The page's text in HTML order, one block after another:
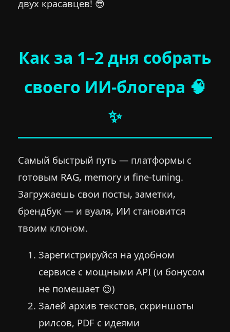
двух красавцев! 😎
Как за 1–2 дня собрать
своего ИИ-блогера 🧠
✨
Самый быстрый путь — платформы с
готовым RAG, memory и fine-tuning.
Загружаешь свои посты, заметки,
брендбук — и вуаля, ИИ становится
твоим клоном.
Зарегистрируйся на удобном
сервисе с мощными API (и бонусом
не помешает 😉)
Залей архив текстов, скриншоты
рилсов, PDF с идеями